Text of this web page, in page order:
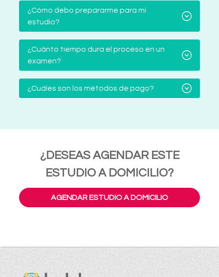
¿Cómo debo prepararme para mi
estudio?
¿Cuánto tiempo dura el proceso en un
examen?
¿Cuáles son los métodos de pago?
¿DESEAS AGENDAR ESTE
ESTUDIO A DOMICILIO?
AGENDAR ESTUDIO A DOMICILIO